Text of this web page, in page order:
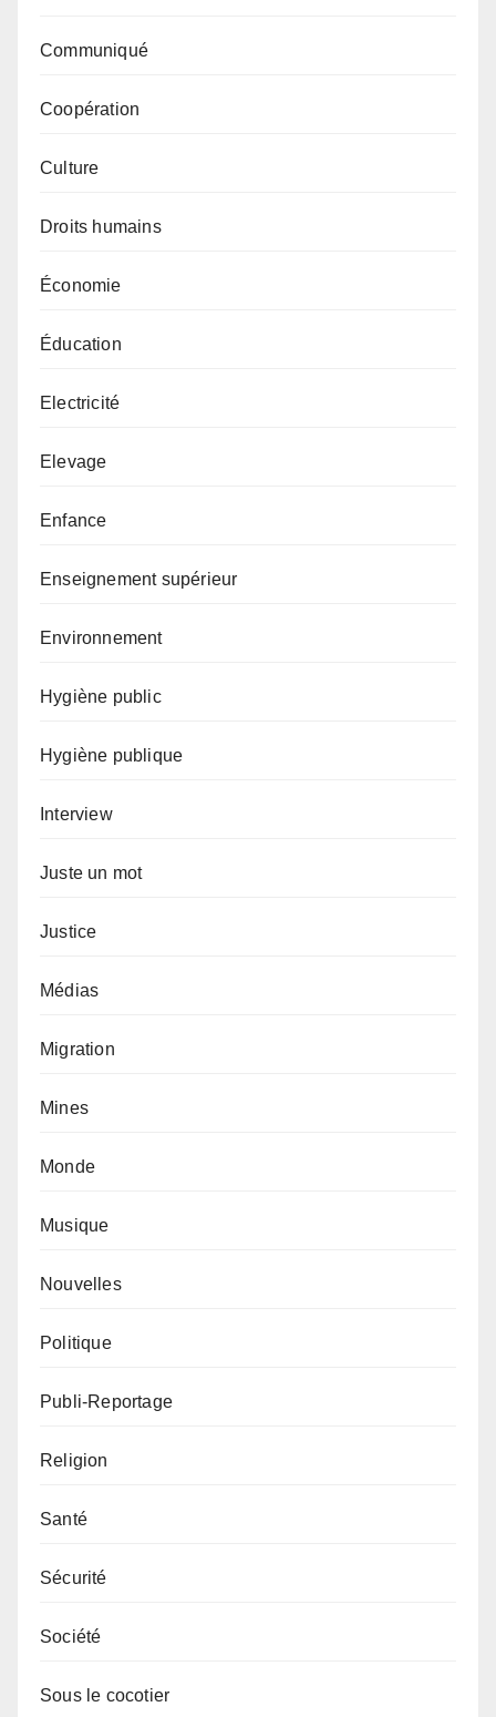
Communiqué
Coopération
Culture
Droits humains
Économie
Éducation
Electricité
Elevage
Enfance
Enseignement supérieur
Environnement
Hygiène public
Hygiène publique
Interview
Juste un mot
Justice
Médias
Migration
Mines
Monde
Musique
Nouvelles
Politique
Publi-Reportage
Religion
Santé
Sécurité
Société
Sous le cocotier